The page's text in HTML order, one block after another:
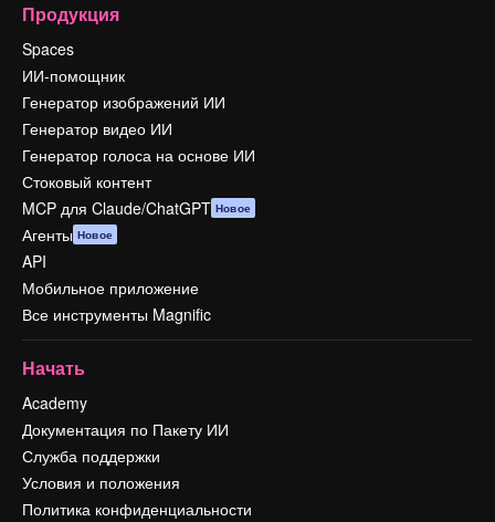
Продукция
Spaces
ИИ-помощник
Генератор изображений ИИ
Генератор видео ИИ
Генератор голоса на основе ИИ
Стоковый контент
MCP для Claude/ChatGPT Новое
Агенты Новое
API
Мобильное приложение
Все инструменты Magnific
Начать
Academy
Документация по Пакету ИИ
Служба поддержки
Условия и положения
Политика конфиденциальности